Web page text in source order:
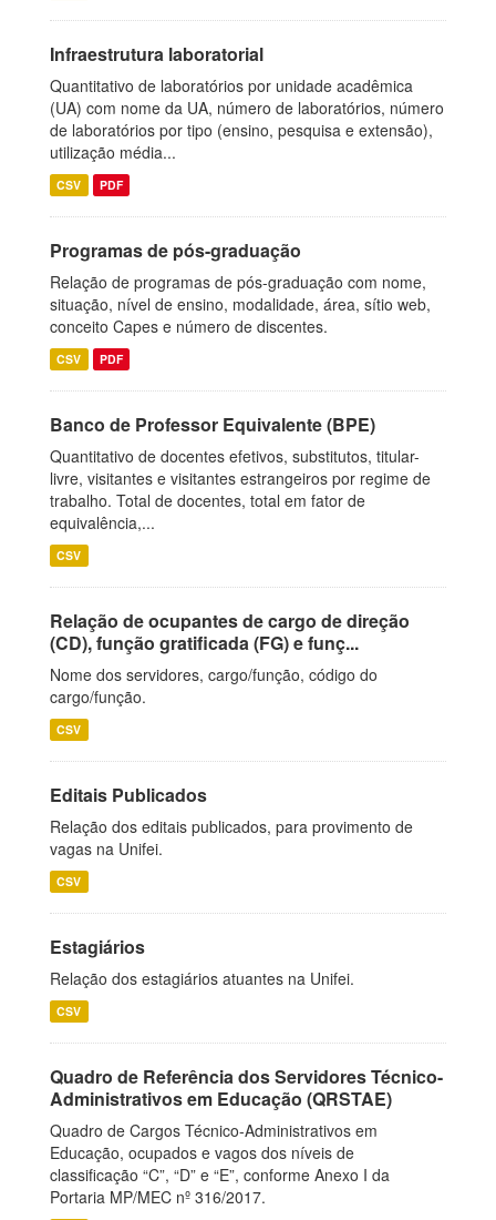
Infraestrutura laboratorial
Quantitativo de laboratórios por unidade acadêmica
(UA) com nome da UA, número de laboratórios, número
de laboratórios por tipo (ensino, pesquisa e extensão),
utilização média...
CSV PDF
Programas de pós-graduação
Relação de programas de pós-graduação com nome,
situação, nível de ensino, modalidade, área, sítio web,
conceito Capes e número de discentes.
CSV PDF
Banco de Professor Equivalente (BPE)
Quantitativo de docentes efetivos, substitutos, titular-
livre, visitantes e visitantes estrangeiros por regime de
trabalho. Total de docentes, total em fator de
equivalência,...
CSV
Relação de ocupantes de cargo de direção
(CD), função gratificada (FG) e funç...
Nome dos servidores, cargo/função, código do
cargo/função.
CSV
Editais Publicados
Relação dos editais publicados, para provimento de
vagas na Unifei.
CSV
Estagiários
Relação dos estagiários atuantes na Unifei.
CSV
Quadro de Referência dos Servidores Técnico-
Administrativos em Educação (QRSTAE)
Quadro de Cargos Técnico-Administrativos em
Educação, ocupados e vagos dos níveis de
classificação “C”, “D” e “E”, conforme Anexo I da
Portaria MP/MEC nº 316/2017.